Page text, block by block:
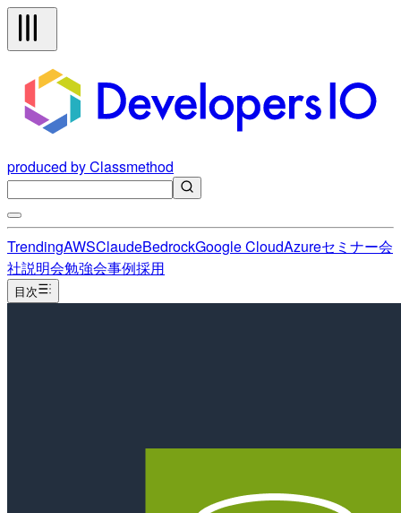
produced by Classmethod
TrendingAWSClaudeBedrockGoogle CloudAzureセミナー会
社説明会勉強会事例採用
目次